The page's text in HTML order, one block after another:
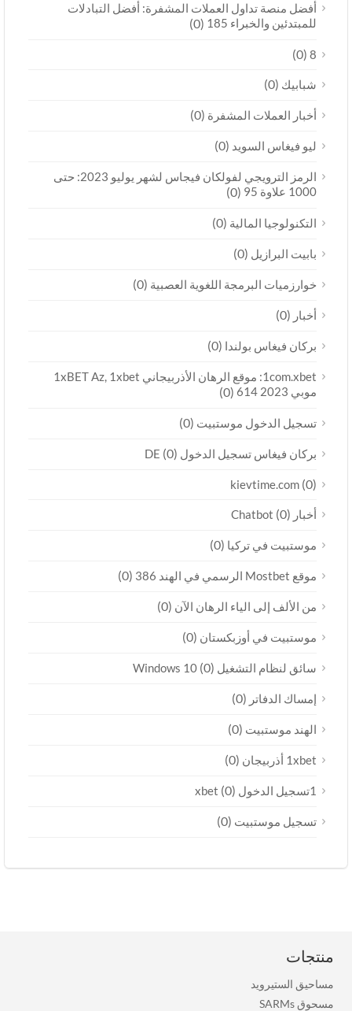
أفضل منصة تداول العملات المشفرة: أفضل التبادلات
للمبتدئين والخبراء 185 (0)
8
(0)
شبابيك(0)
أخبار العملات المشفرة(0)
ليو فيغاس السويد(0)
الرمز الترويجي لفولكان فيجاس لشهر يوليو 2023: حتى
1000 علاوة 95 (0)
التكنولوجيا المالية(0)
بابيت البرازيل (0)
خوارزميات البرمجة اللغوية العصبية(0)
أخبار(0)
بركان فيغاس بولندا(0)
1com.xbet: موقع الرهان الأذربيجاني 1xBET Az, 1xbet
موبي 2023 614 (0)
تسجيل الدخول موستبيت(0)
بركان فيغاس تسجيل الدخول DE(0)
kievtime.com(0)
أخبار Chatbot(0)
موستبيت في تركيا (0)
موقع Mostbet الرسمي في الهند 386 (0)
من الألف إلى الياء الرهان الآن(0)
موستبيت في أوزبكستان(0)
سائق لنظام التشغيل Windows 10(0)
إمساك الدفاتر(0)
الهند موستبيت(0)
1xbet أذربيجان (0)
1تسجيل الدخول xbet (0)
تسجيل موستبيت(0)
منتجات
مساحيق الستيرويد
مسحوق SARMs